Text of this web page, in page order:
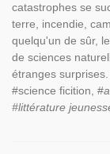
catastrophes se
terre, incendie,
quelqu'un de sûr,
de sciences
étranges surprises.
#science ficition, #
#littérature